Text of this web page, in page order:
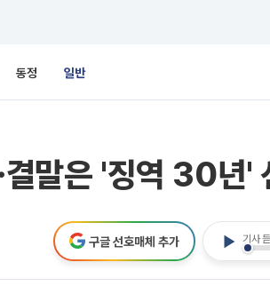
동정 일반
말은 '징역 30년'
기사
구글 선호매체 추가